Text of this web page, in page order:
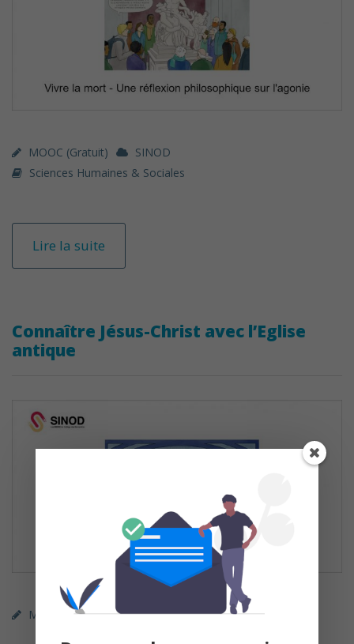
MOOC (gratuit)
SINOD
Sciences Humaines & Sociales
Lire la suite
Connaître Jésus-Christ avec l’Eglise
antique
MOOC (gratuit) SINOD Théologie